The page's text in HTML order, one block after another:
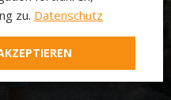
Via
zu. Datenschutz